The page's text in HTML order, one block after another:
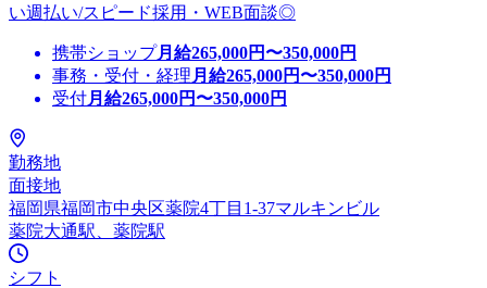
い週払い/スピード採用・WEB面談◎
携帯ショップ月給265,000円〜350,000円
事務・受付・経理 月給265,000円〜350,000円
受付月給265,000円〜350,000円
勤務地
面接地
福岡県福岡市中央区薬院4丁目1-37マルキンビル
薬院大通駅、薬院駅
シフト